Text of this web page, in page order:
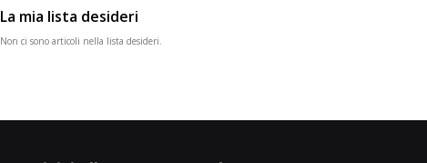
La mia lista desideri
Non ci sono articoli nella lista desideri.